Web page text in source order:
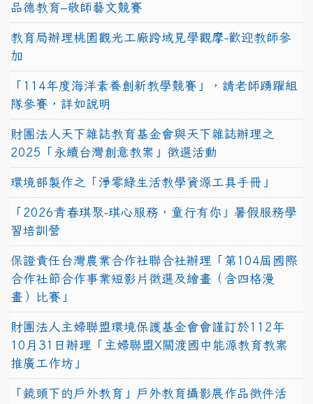
品德教育–敬師藝文競賽
教育局辦理桃園觀光工廠跨域見學觀摩-歡迎教師參
加
「114年度海洋素養創新教學競賽」，請老師踴躍組
隊參賽，詳如說明
財團法人天下雜誌教育基金會與天下雜誌辦理之
2025「永續台灣創意教案」徵選活動
環境部製作之「淨零綠生活教學資源工具手冊」
「2026青春琪聚-琪心服務，童行有你」暑假服務學
習培訓營
保證責任台灣農業合作社聯合社辦理「第104屆國際
合作社節合作事業短影片徵選及繪畫（含四格漫
畫）比賽」
財團法人主婦聯盟環境保護基金會會謹訂於112年
10月31日辦理「主婦聯盟X關渡國中能源教育教案
推廣工作坊」
「鏡頭下的戶外教育」戶外教育攝影展作品徵件活